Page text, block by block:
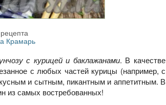
Крамарь
с курицей и баклажанами. В качестве
с любых частей курицы (например, с
и сытным, пикантным и аппетитным. В
из самых востребованных!